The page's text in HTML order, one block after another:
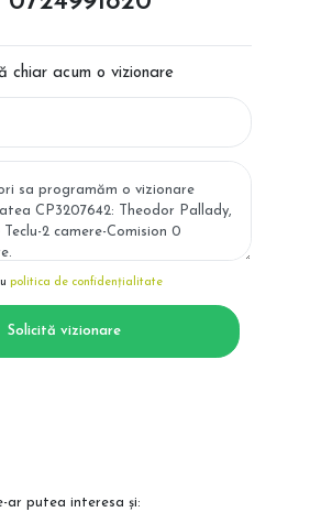
chiar acum o vizionare
politica de confidențialitate
Solicită vizionare
ar putea interesa și: